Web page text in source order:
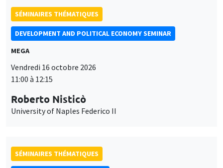
SÉMINAIRES THÉMATIQUES
DEVELOPMENT AND POLITICAL ECONOMY SEMINAR
MEGA
Vendredi 16 octobre 2026
11:00 à 12:15
Roberto Nisticò
University of Naples Federico II
SÉMINAIRES THÉMATIQUES